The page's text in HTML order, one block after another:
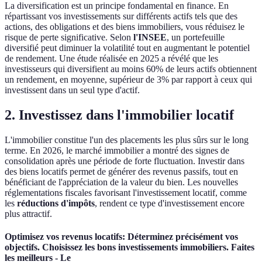
La diversification est un principe fondamental en finance. En
répartissant vos investissements sur différents actifs tels que des
actions, des obligations et des biens immobiliers, vous réduisez le
risque de perte significative. Selon l'INSEE, un portefeuille
diversifié peut diminuer la volatilité tout en augmentant le potentiel
de rendement. Une étude réalisée en 2025 a révélé que les
investisseurs qui diversifient au moins 60% de leurs actifs obtiennent
un rendement, en moyenne, supérieur de 3% par rapport à ceux qui
investissent dans un seul type d'actif.
2. Investissez dans l'immobilier locatif
L'immobilier constitue l'un des placements les plus sûrs sur le long
terme. En 2026, le marché immobilier a montré des signes de
consolidation après une période de forte fluctuation. Investir dans
des biens locatifs permet de générer des revenus passifs, tout en
bénéficiant de l'appréciation de la valeur du bien. Les nouvelles
réglementations fiscales favorisant l'investissement locatif, comme
les réductions d'impôts, rendent ce type d'investissement encore
plus attractif.
Optimisez vos revenus locatifs: Déterminez précisément vos
objectifs. Choisissez les bons investissements immobiliers. Faites
les meilleurs - Le